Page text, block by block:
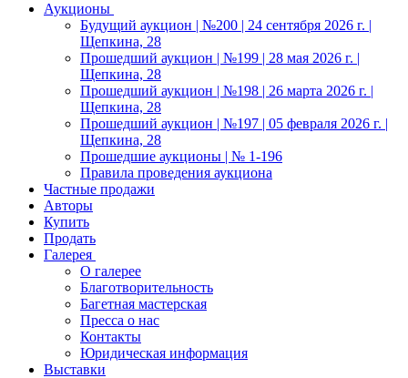
Аукционы
Будущий аукцион | №200 | 24 сентября 2026 г. |
Щепкина, 28
Прошедший аукцион | №199 | 28 мая 2026 г. |
Щепкина, 28
Прошедший аукцион | №198 | 26 марта 2026 г. |
Щепкина, 28
Прошедший аукцион | №197 | 05 февраля 2026 г. |
Щепкина, 28
Прошедшие аукционы | № 1-196
Правила проведения аукциона
Частные продажи
Авторы
Купить
Продать
Галерея
О галерее
Благотворительность
Багетная мастерская
Пресса о нас
Контакты
Юридическая информация
Выставки